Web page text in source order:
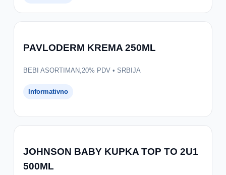
PAVLODERM KREMA 250ML
BEBI ASORTIMAN,20% PDV • SRBIJA
Informativno
JOHNSON BABY KUPKA TOP TO 2U1
500ML